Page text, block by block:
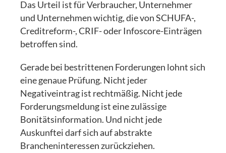
Das Urteil ist für Verbraucher, Unternehmer
und Unternehmen wichtig, die von SCHUFA-,
Creditreform-, CRIF- oder Infoscore-Einträgen
betroffen sind.
Gerade bei bestrittenen Forderungen lohnt sich
eine genaue Prüfung. Nicht jeder
Negativeintrag ist rechtmäßig. Nicht jede
Forderungsmeldung ist eine zulässige
Bonitätsinformation. Und nicht jede
Auskunftei darf sich auf abstrakte
Brancheninteressen zurückziehen.